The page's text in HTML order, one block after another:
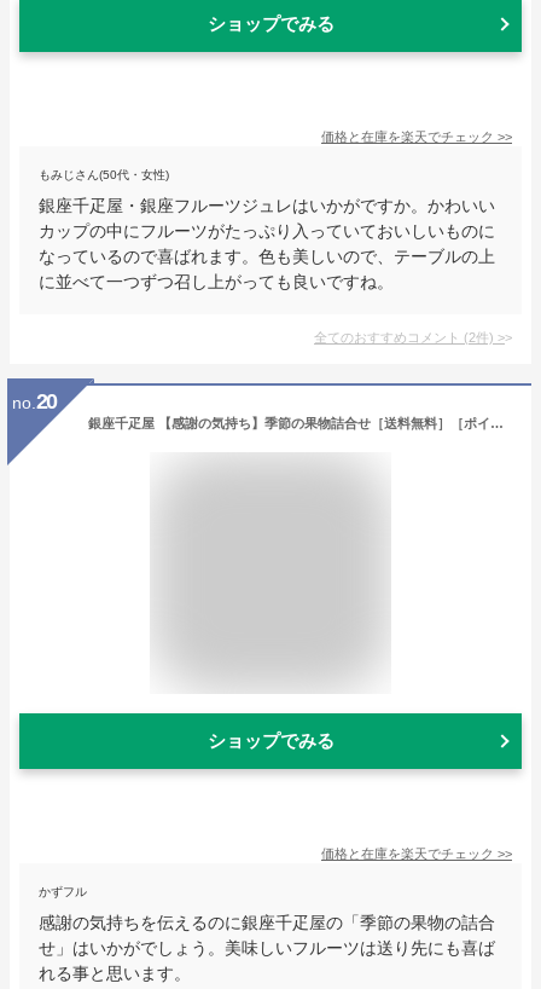
ショップでみる
価格と在庫を楽天でチェック >>
もみじさん(50代・女性)
銀座千疋屋・銀座フルーツジュレはいかがですか。かわいい
カップの中にフルーツがたっぷり入っていておいしいものに
なっているので喜ばれます。色も美しいので、テーブルの上
に並べて一つずつ召し上がっても良いですね。
全てのおすすめコメント (2件) >
no. 20
銀座千疋屋 【感謝の気持ち】季節の果物詰合せ［送料無料］［ポイント2倍］～ お中元 暑中見舞い 残暑見舞い 敬老の日 詰め合わせ ギフト 贈り物 フルーツ スイーツ プレゼント お菓子 内祝い 誕生日 お祝い 御礼 快気内祝 お見舞い 送料無料 千疋屋 ～
ショップでみる
価格と在庫を楽天でチェック >>
かずフル
感謝の気持ちを伝えるのに銀座千疋屋の「季節の果物の詰合
せ」はいかがでしょう。美味しいフルーツは送り先にも喜ば
れる事と思います。